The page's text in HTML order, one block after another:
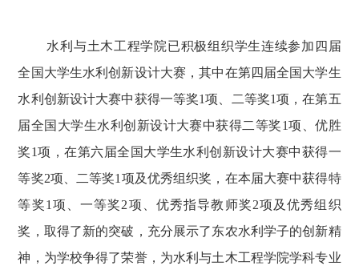
水利与土木工程学院已积极组织学生连续参加四届
全国大学生水利创新设计大赛，其中在第四届全国大学生
水利创新设计大赛中获得一等奖1项、二等奖1项，在第五
届全国大学生水利创新设计大赛中获得二等奖1项、优胜
奖1项，在第六届全国大学生水利创新设计大赛中获得一
等奖2项、二等奖1项及优秀组织奖，在本届大赛中获得特
等奖1项、一等奖2项、优秀指导教师奖2项及优秀组织
奖，取得了新的突破，充分展示了东农水利学子的创新精
神，为学校争得了荣誉，为水利与土木工程学院学科专业